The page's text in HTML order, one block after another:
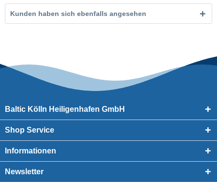
Kunden haben sich ebenfalls angesehen
Baltic Kölln Heiligenhafen GmbH
Shop Service
Informationen
Newsletter